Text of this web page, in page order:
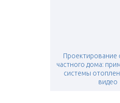
Проектирование
частного дома:
системы
видео